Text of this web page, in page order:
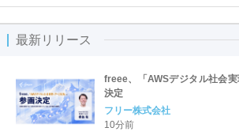
最新リリース
freee、「AWSデジタル社会
決定
フリー株式会社
10分前